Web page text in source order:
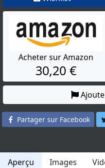
Acheter sur Amazon
30,20 €
Partager sur Facebook
Aperçu Images